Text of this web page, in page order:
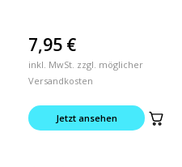
7,95 €
inkl. MwSt. zzgl. möglicher
Versandkosten
Jetzt ansehen